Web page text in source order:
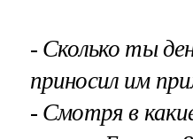
- Сколько ты
приносил им
- Смотря в